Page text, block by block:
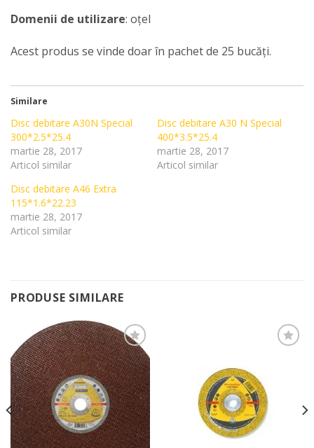
Domenii de utilizare: oțel
Acest produs se vinde doar în pachet de 25 bucăți.
Similare
Disc debitare A30N Special
300*2.5*25.4
martie 28, 2017
Articol similar
Disc debitare A30 N Special
400*3.5*25.4
martie 28, 2017
Articol similar
Disc debitare A46 Extra
115*1.6*22.23
martie 28, 2017
Articol similar
PRODUSE SIMILARE
Add to
Wishlist